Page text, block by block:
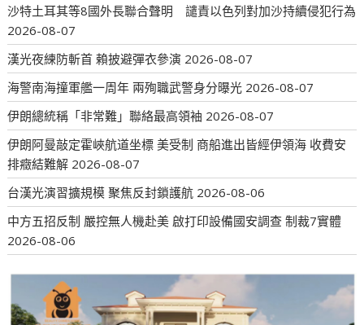
沙特土耳其等8國外長聯合聲明 譴責以色列對加沙持續侵犯行為
2026-08-07
漢光夜練防斬首 賴披避彈衣參演 2026-08-07
海警南海撞軍艦一周年 兩殉職武警身分曝光 2026-08-07
伊朗總統稱「非常難」聯絡最高領袖 2026-08-07
伊朗阿曼敲定霍峽航道坐標 美受制 商船進出皆經伊領海 收費安
排癥結難解 2026-08-07
台漢光演習擴規模 聚焦反封鎖護航 2026-08-06
中方五招反制 嚴控無人機赴美 啟打印設備國安調查 制裁7實體
2026-08-06